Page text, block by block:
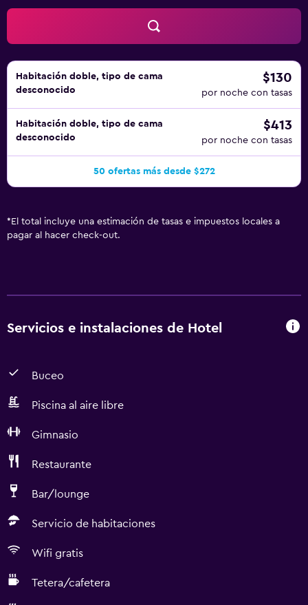
Habitación doble, tipo de cama
desconocido
$130
por noche con tasas
Habitación doble, tipo de cama
desconocido
$413
por noche con tasas
50 ofertas más desde $272
* El total incluye una estimación de tasas e impuestos locales a
pagar al hacer check-out.
Servicios e instalaciones de Hotel
Buceo
Piscina al aire libre
Gimnasio
Restaurante
Bar/lounge
Servicio de habitaciones
Wifi gratis
Tetera/cafetera